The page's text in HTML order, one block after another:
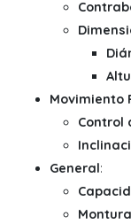
Movimiento
Control
General: